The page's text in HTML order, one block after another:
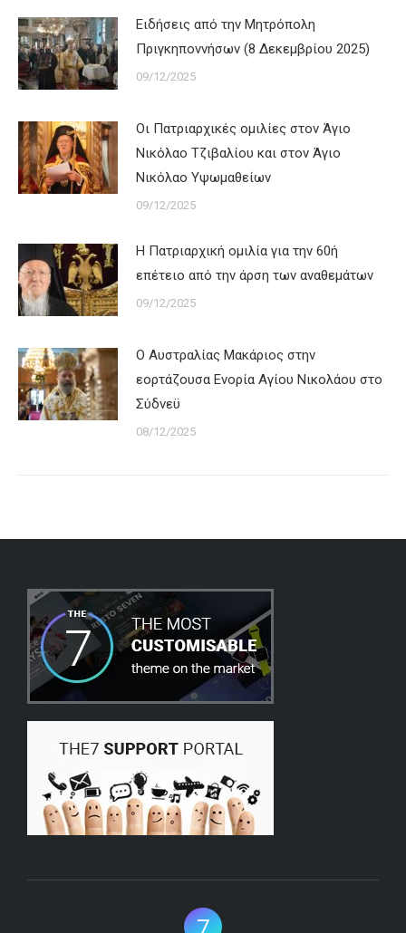
Ειδήσεις από την Μητρόπολη
Πριγκηποννήσων (8 Δεκεμβρίου 2025)
09/12/2025
Οι Πατριαρχικές ομιλίες στον Άγιο
Νικόλαο Τζιβαλίου και στον Άγιο
Νικόλαο Υψωμαθείων
09/12/2025
Η Πατριαρχική ομιλία για την 60ή
επέτειο από την άρση των αναθεμάτων
09/12/2025
Ο Αυστραλίας Μακάριος στην
εορτάζουσα Ενορία Αγίου Νικολάου στο
Σύδνεϋ
08/12/2025